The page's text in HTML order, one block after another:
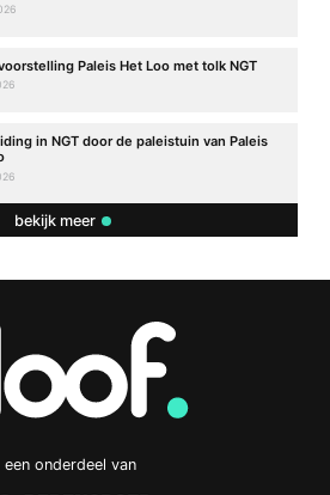
Paleis Het Loo met tolk NGT
in NGT door de paleistuin van Paleis
bekijk meer
een onderdeel van